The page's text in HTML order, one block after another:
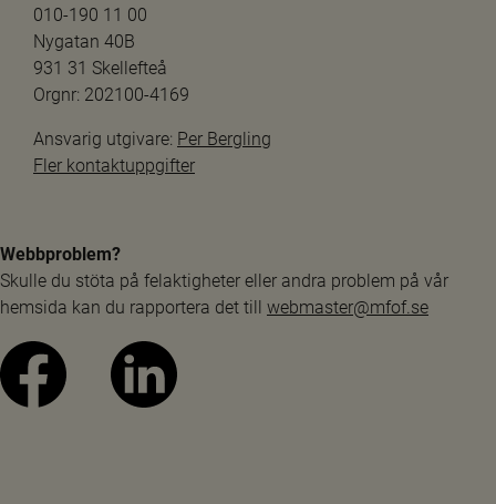
010-190 11 00
Nygatan 40B
931 31 Skellefteå
Orgnr: 202100-4169
Ansvarig utgivare: Per Bergling
Fler kontaktuppgifter
Webbproblem?
Skulle du stöta på felaktigheter eller andra problem på vår
hemsida kan du rapportera det till webmaster@mfof.se